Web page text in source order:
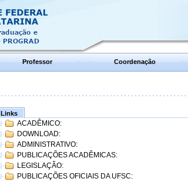
Professor Coordenação
Links
ACADÊMICO:
DOWNLOAD:
ADMINISTRATIVO:
PUBLICAÇÕES ACADÊMICAS:
LEGISLAÇÃO:
PUBLICAÇÕES OFICIAIS DA UFSC: